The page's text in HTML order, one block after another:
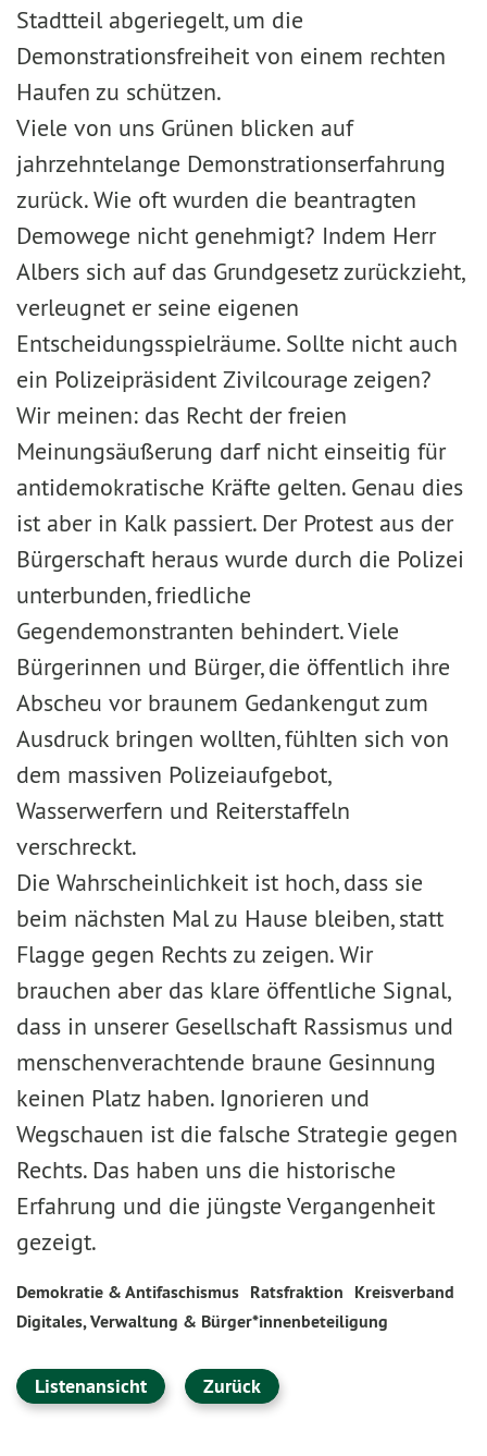
Stadtteil abgeriegelt, um die
Demonstrationsfreiheit von einem rechten
Haufen zu schützen.
Viele von uns Grünen blicken auf
jahrzehntelange Demonstrationserfahrung
zurück. Wie oft wurden die beantragten
Demowege nicht genehmigt? Indem Herr
Albers sich auf das Grundgesetz zurückzieht,
verleugnet er seine eigenen
Entscheidungsspielräume. Sollte nicht auch
ein Polizeipräsident Zivilcourage zeigen?
Wir meinen: das Recht der freien
Meinungsäußerung darf nicht einseitig für
antidemokratische Kräfte gelten. Genau dies
ist aber in Kalk passiert. Der Protest aus der
Bürgerschaft heraus wurde durch die Polizei
unterbunden, friedliche
Gegendemonstranten behindert. Viele
Bürgerinnen und Bürger, die öffentlich ihre
Abscheu vor braunem Gedankengut zum
Ausdruck bringen wollten, fühlten sich von
dem massiven Polizeiaufgebot,
Wasserwerfern und Reiterstaffeln
verschreckt.
Die Wahrscheinlichkeit ist hoch, dass sie
beim nächsten Mal zu Hause bleiben, statt
Flagge gegen Rechts zu zeigen. Wir
brauchen aber das klare öffentliche Signal,
dass in unserer Gesellschaft Rassismus und
menschenverachtende braune Gesinnung
keinen Platz haben. Ignorieren und
Wegschauen ist die falsche Strategie gegen
Rechts. Das haben uns die historische
Erfahrung und die jüngste Vergangenheit
gezeigt.
Demokratie & Antifaschismus Ratsfraktion Kreisverband
Digitales, Verwaltung & Bürger*innenbeteiligung
Listenansicht Zurück